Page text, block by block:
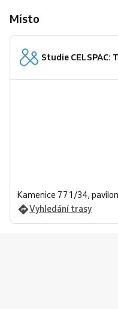
Místo
Studie CELSPAC:
Kamenice 771/34,
Vyhledání trasy